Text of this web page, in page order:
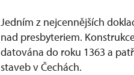
Jedním z nejcennějších
nad presbyteriem.
datována do roku 1363 a
staveb v Čechách.